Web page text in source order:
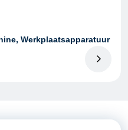
Werkplaatsapparatuur